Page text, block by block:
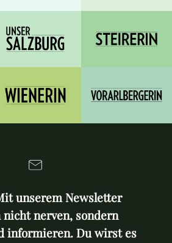
unserem Newsletter
nerven, sondern
informieren. Du wirst es